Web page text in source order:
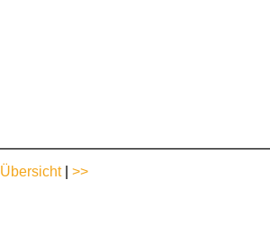
Übersicht| >>